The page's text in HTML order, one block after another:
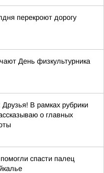
перекроют дорогу
День физкультурника
В рамках рубрики
о главных
спасти палец